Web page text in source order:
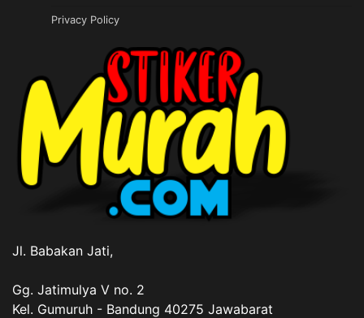
Privacy Policy
Jl. Babakan Jati,
Gg. Jatimulya V no. 2
Kel. Gumuruh - Bandung 40275 Jawabarat